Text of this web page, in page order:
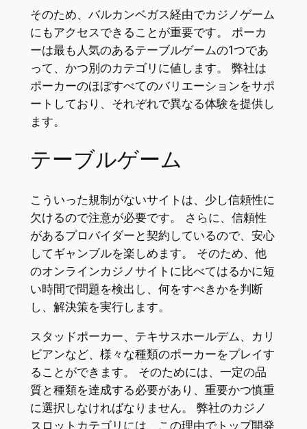
そのため、バルカンベガス経由でカジノゲーム
にもアクセスできることが重要です。 ポーカ
ーは最も人気のあるテーブルゲームの1つであ
って、かつ別のカテゴリに値します。 弊社は
ポーカーのほぼすべてのバリエーションをサポ
ートしており、それぞれで異なる体験を提供し
ます。
テーブルゲーム
こういった規制がないサイトは、少し信頼性に
欠けるので注意が必要です。 さらに、信頼性
があるプロバイダーと契約しているので、安心
してギャンブルを楽しめます。 そのため、他
のオンラインカジノサイトに比べてはるかに短
い時間で問題を検出し、何をすべきかを判断
し、解決策を実行します。
スタッドポーカー、テキサスホールデム、カリ
ビアンなど、様々な種類のポーカーをプレイす
ることができます。 そのためには、一定の品
質と種類を達成する必要があり、重要かつ慎重
に選択しなければなりません。 弊社のカジノ
スロットカテゴリには、この理由でトップ開発